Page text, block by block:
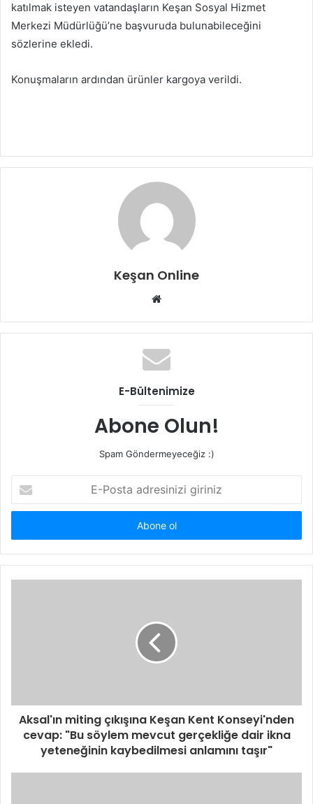
katılmak isteyen vatandaşların Keşan Sosyal Hizmet
Merkezi Müdürlüğü’ne başvuruda bulunabileceğini
sözlerine ekledi.
Konuşmaların ardından ürünler kargoya verildi.
Keşan Online
Web
E-Bültenimize
Abone Olun!
Spam Göndermeyeceğiz :)
Posta
adresinizi
Aksal'ın miting çıkışına Keşan Kent Konseyi'nden
cevap: "Bu söylem mevcut gerçekliğe dair ikna
yeteneğinin kaybedilmesi anlamını taşır"